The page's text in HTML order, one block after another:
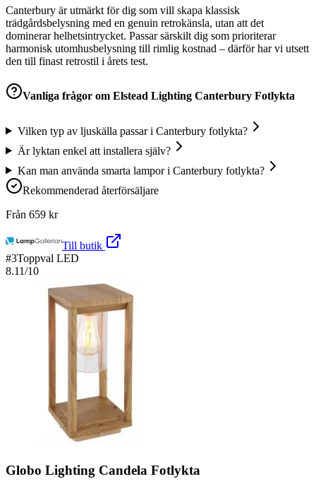
Canterbury är utmärkt för dig som vill skapa klassisk
trädgårdsbelysning med en genuin retrokänsla, utan att det
dominerar helhetsintrycket. Passar särskilt dig som prioriterar
harmonisk utomhusbelysning till rimlig kostnad – därför har vi utsett
den till finast retrostil i årets test.
Vanliga frågor om Elstead Lighting Canterbury Fotlykta
Vilken typ av ljuskälla passar i Canterbury fotlykta?
Är lyktan enkel att installera själv?
Kan man använda smarta lampor i Canterbury fotlykta?
Rekommenderad återförsäljare
Från 659 kr
Till butik
#3Toppval LED
8.11/10
Globo Lighting Candela Fotlykta